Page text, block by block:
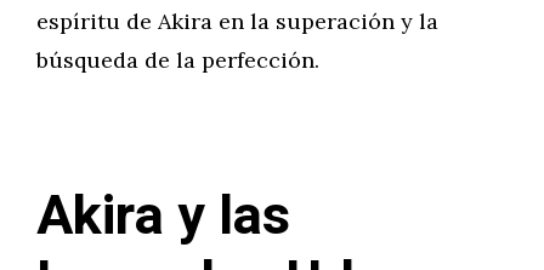
espíritu de Akira en la superación y la
búsqueda de la perfección.
Akira y las